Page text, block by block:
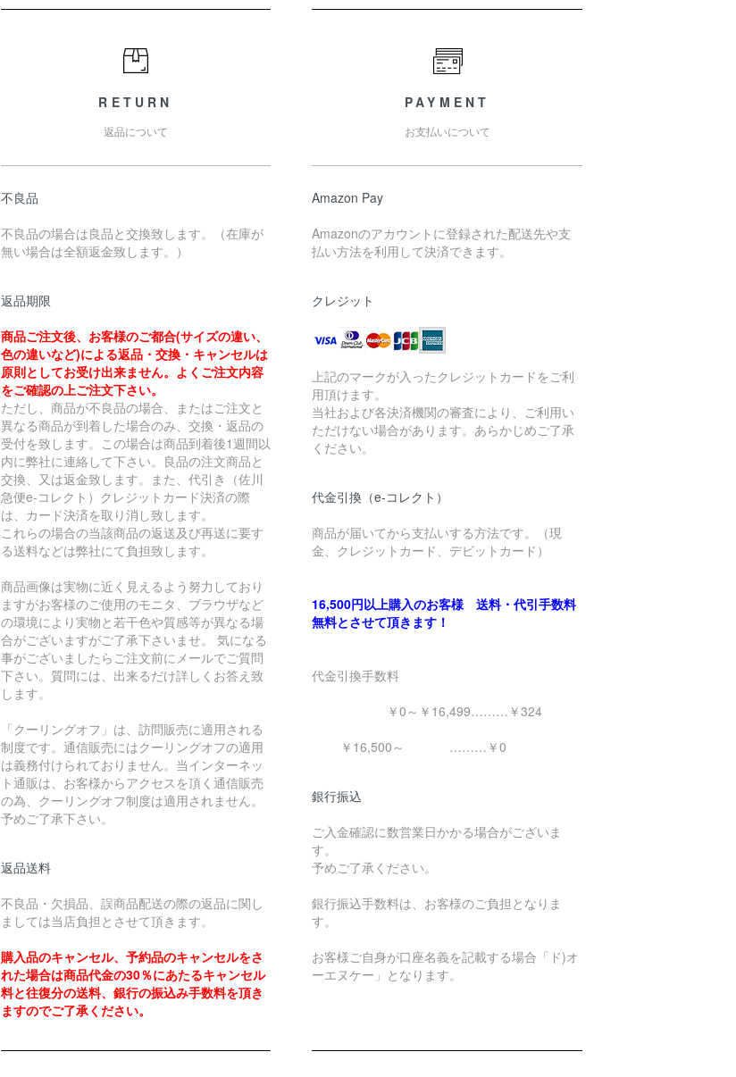
RETURN
返品について
不良品
不良品の場合は良品と交換致します。（在庫が
無い場合は全額返金致します。）
返品期限
商品ご注文後、お客様のご都合(サイズの違い、
色の違いなど)による返品・交換・キャンセルは
原則としてお受け出来ません。よくご注文内容
をご確認の上ご注文下さい。
ただし、商品が不良品の場合、またはご注文と
異なる商品が到着した場合のみ、交換・返品の
受付を致します。この場合は商品到着後1週間以
内に弊社に連絡して下さい。良品の注文商品と
交換、又は返金致します。また、代引き（佐川
急便e-コレクト）クレジットカード決済の際
は、カード決済を取り消し致します。
これらの場合の当該商品の返送及び再送に要す
る送料などは弊社にて負担致します。
商品画像は実物に近く見えるよう努力しており
ますがお客様のご使用のモニタ、ブラウザなど
の環境により実物と若干色や質感等が異なる場
合がございますがご了承下さいませ。 気になる
事がございましたらご注文前にメールでご質問
下さい。質問には、出来るだけ詳しくお答え致
します。
「クーリングオフ」は、訪問販売に適用される
制度です。通信販売にはクーリングオフの適用
は義務付けられておりません。当インターネッ
ト通販は、お客様からアクセスを頂く通信販売
の為、クーリングオフ制度は適用されません。
予めご了承下さい。
返品送料
不良品・欠損品、誤商品配送の際の返品に関し
ましては当店負担とさせて頂きます。
購入品のキャンセル、予約品のキャンセルをさ
れた場合は商品代金の30％にあたるキャンセル
料と往復分の送料、銀行の振込み手数料を頂き
ますのでご了承ください。
PAYMENT
お支払いについて
Amazon Pay
Amazonのアカウントに登録された配送先や支
払い方法を利用して決済できます。
クレジット
上記のマークが入ったクレジットカードをご利
用頂けます。
当社および各決済機関の審査により、ご利用い
ただけない場合があります。あらかじめご了承
ください。
代金引換（e-コレクト）
商品が届いてから支払いする方法です。（現
金、クレジットカード、デビットカード）
16,500円以上購入のお客様 送料・代引手数料
無料とさせて頂きます！
代金引換手数料
￥0～￥16,499………￥324
￥16,500～ ………￥0
銀行振込
ご入金確認に数営業日かかる場合がございま
す。
予めご了承ください。
銀行振込手数料は、お客様のご負担となりま
す。
お客様ご自身が口座名義を記載する場合「ド)オ
ーエヌケー」となります。